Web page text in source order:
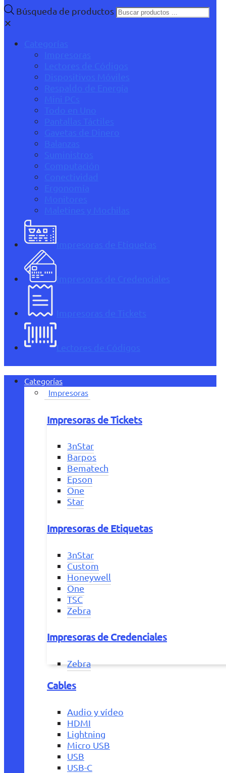
Búsqueda de productos
✕
Categorías
Impresoras
Lectores de Códigos
Dispositivos Móviles
Respaldo de Energía
Mini PCs
Todo en Uno
Pantallas Táctiles
Gavetas de Dinero
Balanzas
Suministros
Computación
Conectividad
Ergonomía
Monitores
Maletines y Mochilas
Impresoras de Etiquetas
Impresoras de Credenciales
Impresoras de Tickets
Lectores de Códigos
Categorías
Impresoras
Impresoras de Tickets
3nStar
Barpos
Bematech
Epson
One
Star
Impresoras de Etiquetas
3nStar
Custom
Honeywell
One
TSC
Zebra
Impresoras de Credenciales
Zebra
Cables
Audio y vídeo
HDMI
Lightning
Micro USB
USB
USB-C